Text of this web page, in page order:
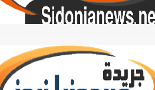
أخبار العالم الرئيس الأميركي ترامب يحذّر